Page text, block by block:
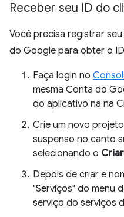
Receber seu ID do
Você precisa registrar
do Google para obter o
Faça login no
mesma Conta do
do aplicativo na na
Crie um novo
suspenso no canto
selecionando o
Depois de criar e
"Serviços" do menu
serviço do serviços